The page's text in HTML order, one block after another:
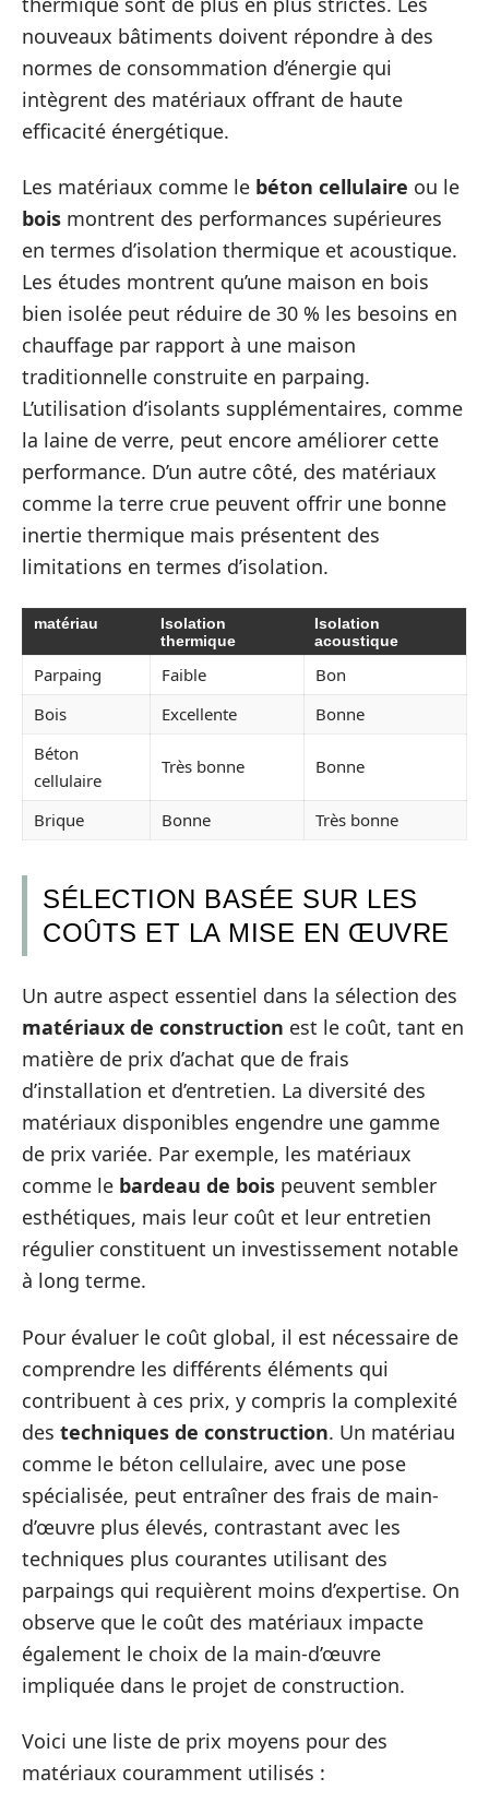
nouveaux bâtiments doivent répondre à des
normes de consommation d’énergie qui
intègrent des matériaux offrant de haute
efficacité énergétique.
Les matériaux comme le béton cellulaire ou le
bois montrent des performances supérieures
en termes d’isolation thermique et acoustique.
Les études montrent qu’une maison en bois
bien isolée peut réduire de 30 % les besoins en
chauffage par rapport à une maison
traditionnelle construite en parpaing.
L’utilisation d’isolants supplémentaires, comme
la laine de verre, peut encore améliorer cette
performance. D’un autre côté, des matériaux
comme la terre crue peuvent offrir une bonne
inertie thermique mais présentent des
limitations en termes d’isolation.
matériau
Isolation
thermique
Isolation
acoustique
Parpaing Faible
Bon
Bois
Excellente
Bonne
Béton
cellulaire
Très bonne Bonne
Brique Bonne Très bonne
SÉLECTION BASÉE SUR LES
COÛTS ET LA MISE EN ŒUVRE
Un autre aspect essentiel dans la sélection des
matériaux de construction est le coût, tant en
matière de prix d’achat que de frais
d’installation et d’entretien. La diversité des
matériaux disponibles engendre une gamme
de prix variée. Par exemple, les matériaux
comme le bardeau de bois peuvent sembler
esthétiques, mais leur coût et leur entretien
régulier constituent un investissement notable
à long terme.
Pour évaluer le coût global, il est nécessaire de
comprendre les différents éléments qui
contribuent à ces prix, y compris la complexité
des techniques de construction. Un matériau
comme le béton cellulaire, avec une pose
spécialisée, peut entraîner des frais de main-
d’œuvre plus élevés, contrastant avec les
techniques plus courantes utilisant des
parpaings qui requièrent moins d’expertise. On
observe que le coût des matériaux impacte
également le choix de la main-d’œuvre
impliquée dans le projet de construction.
Voici une liste de prix moyens pour des
matériaux couramment utilisés :